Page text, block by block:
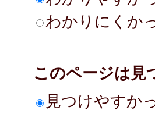
わかりにくか
このページは見
見つけやすか